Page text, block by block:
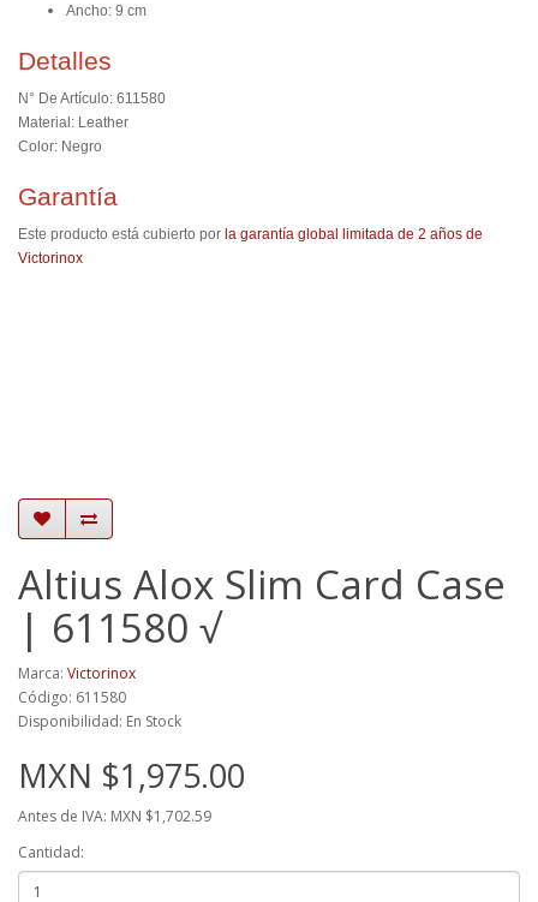
Ancho: 9 cm
Detalles
N° De Artículo: 611580
Material: Leather
Color: Negro
Garantía
Este producto está cubierto por la garantía global limitada de 2 años de
Victorinox
Altius Alox Slim Card Case
| 611580 √
Marca: Victorinox
Código: 611580
Disponibilidad: En Stock
MXN $1,975.00
Antes de IVA: MXN $1,702.59
Cantidad: